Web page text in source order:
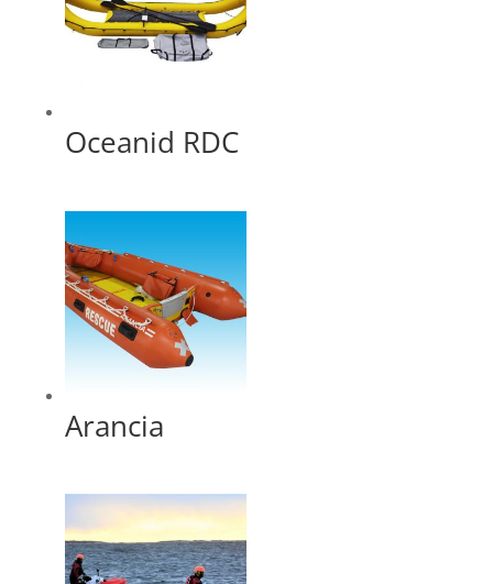
Oceanid RDC
Arancia